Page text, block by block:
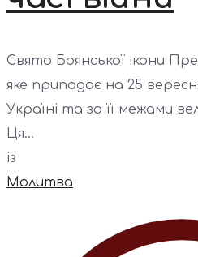
Свято Боянської ікони
яке припадає на 25
Україні та за її межами
Ця...
із
Молитва